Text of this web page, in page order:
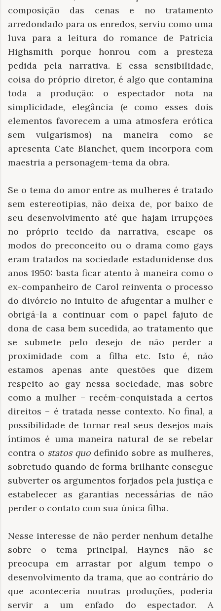
composição das cenas e no tratamento
arredondado para os enredos, serviu como uma
luva para a leitura do romance de Patricia
Highsmith porque honrou com a presteza
pedida pela narrativa. E essa sensibilidade,
coisa do próprio diretor, é algo que contamina
toda a produção: o espectador nota na
simplicidade, elegância (e como esses dois
elementos favorecem a uma atmosfera erótica
sem vulgarismos) na maneira como se
apresenta Cate Blanchet, quem incorpora com
maestria a personagem-tema da obra.
Se o tema do amor entre as mulheres é tratado
sem estereotipias, não deixa de, por baixo de
seu desenvolvimento até que hajam irrupções
no próprio tecido da narrativa, escape os
modos do preconceito ou o drama como gays
eram tratados na sociedade estadunidense dos
anos 1950: basta ficar atento à maneira como o
ex-companheiro de Carol reinventa o processo
do divórcio no intuito de afugentar a mulher e
obrigá-la a continuar com o papel fajuto de
dona de casa bem sucedida, ao tratamento que
se submete pelo desejo de não perder a
proximidade com a filha etc. Isto é, não
estamos apenas ante questões que dizem
respeito ao gay nessa sociedade, mas sobre
como a mulher – recém-conquistada a certos
direitos – é tratada nesse contexto. No final, a
possibilidade de tornar real seus desejos mais
íntimos é uma maneira natural de se rebelar
contra o statos quo definido sobre as mulheres,
sobretudo quando de forma brilhante consegue
subverter os argumentos forjados pela justiça e
estabelecer as garantias necessárias de não
perder o contato com sua única filha.
Nesse interesse de não perder nenhum detalhe
sobre o tema principal, Haynes não se
preocupa em arrastar por algum tempo o
desenvolvimento da trama, que ao contrário do
que aconteceria noutras produções, poderia
servir a um enfado do espectador. A